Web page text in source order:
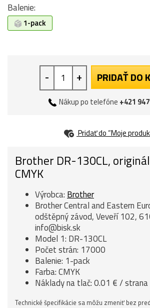
Balenie:
1-pack
- + PRIDAŤ DO
Nákup po telefóne +421
Pridať do “Moje
Brother DR-130CL,
CMYK
Výrobca: Brother
Brother Central and Eastern
odštěpný závod, Veveří 102,
info@bisk.sk
Model 1: DR-130CL
Počet strán: 17000
Balenie: 1-pack
Farba: CMYK
Náklady na tlač: 0.01 € / strana
Technické špecifikácie sa môžu zmeniť bez